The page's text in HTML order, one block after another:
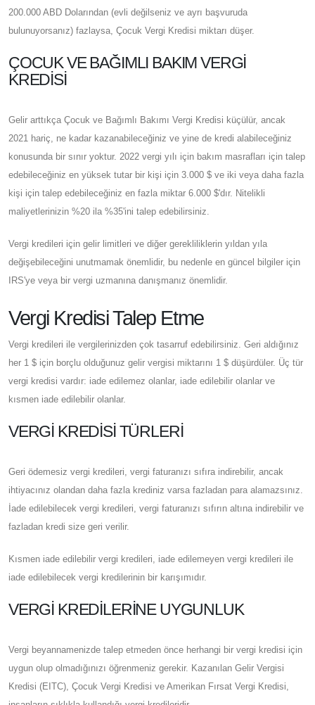
200.000 ABD Dolarından (evli değilseniz ve ayrı başvuruda
bulunuyorsanız) fazlaysa, Çocuk Vergi Kredisi miktarı düşer.
ÇOCUK VE BAĞIMLI BAKIM VERGI
KREDISI
Gelir arttıkça Çocuk ve Bağımlı Bakımı Vergi Kredisi küçülür, ancak
2021 hariç, ne kadar kazanabileceğiniz ve yine de kredi alabileceğiniz
konusunda bir sınır yoktur. 2022 vergi yılı için bakım masrafları için talep
edebileceğiniz en yüksek tutar bir kişi için 3.000 $ ve iki veya daha fazla
kişi için talep edebileceğiniz en fazla miktar 6.000 $'dır. Nitelikli
maliyetlerinizin %20 ila %35'ini talep edebilirsiniz.
Vergi kredileri için gelir limitleri ve diğer gerekliliklerin yıldan yıla
değişebileceğini unutmamak önemlidir, bu nedenle en güncel bilgiler için
IRS'ye veya bir vergi uzmanına danışmanız önemlidir.
Vergi Kredisi Talep Etme
Vergi kredileri ile vergilerinizden çok tasarruf edebilirsiniz. Geri aldığınız
her 1 $ için borçlu olduğunuz gelir vergisi miktarını 1 $ düşürdüler. Üç tür
vergi kredisi vardır: iade edilemez olanlar, iade edilebilir olanlar ve
kısmen iade edilebilir olanlar.
VERGI KREDISI TÜRLERI
Geri ödemesiz vergi kredileri, vergi faturanızı sıfıra indirebilir, ancak
ihtiyacınız olandan daha fazla krediniz varsa fazladan para alamazsınız.
İade edilebilecek vergi kredileri, vergi faturanızı sıfırın altına indirebilir ve
fazladan kredi size geri verilir.
Kısmen iade edilebilir vergi kredileri, iade edilemeyen vergi kredileri ile
iade edilebilecek vergi kredilerinin bir karışımıdır.
VERGI KREDILERINE UYGUNLUK
Vergi beyannamenizde talep etmeden önce herhangi bir vergi kredisi için
uygun olup olmadığınızı öğrenmeniz gerekir. Kazanılan Gelir Vergisi
Kredisi (EITC), Çocuk Vergi Kredisi ve Amerikan Fırsat Vergi Kredisi,